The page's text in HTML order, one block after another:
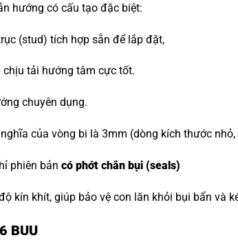
hướng có cấu tạo đặc biệt:
(stud) tích hợp sẵn để lắp đặt,
chịu tải hướng tâm cực tốt.
chuyên dụng.
của vòng bi là 3mm (dòng kích thước
phiên bản có phớt chắn bụi (seals)
kín khít, giúp bảo vệ con lăn khỏi bụi bẩn và
BUU